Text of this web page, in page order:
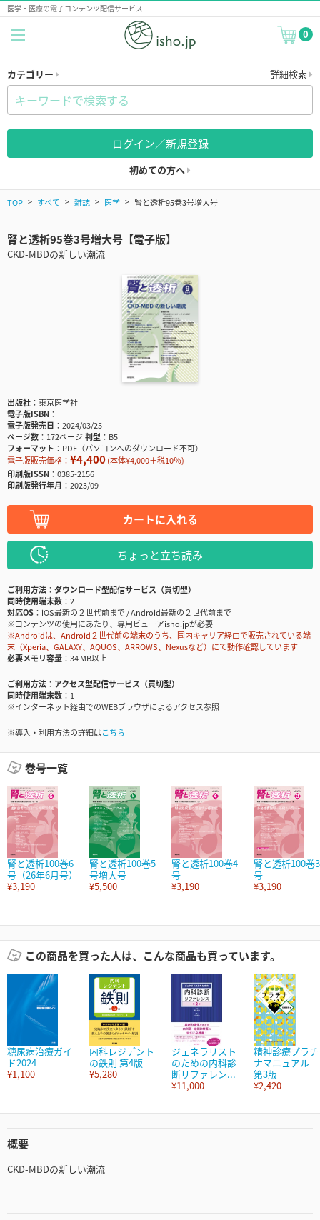
医学・医療の電子コンテンツ配信サービス
0
カテゴリー 詳細検索
ログイン／新規登録
初めての方へ
TOP すべて 雑誌 医学 腎と透析95巻3号増大号
腎と透析95巻3号増大号【電子版】
CKD-MBDの新しい潮流
出版社
東京医学社
電子版ISBN
電子版発売日
2024/03/25
ページ数
172ページ判型
B5
フォーマット
PDF（パソコンへのダウンロード不可）
電子版販売価格： ¥4,400(本体¥4,000＋税10％)
印刷版ISSN
0385-2156
印刷版発行年月
2023/09
カートに入れる
ちょっと立ち読み
ご利用方法
ダウンロード型配信サービス（買切型）
同時使用端末数
2
対応OS
iOS最新の２世代前まで / Android最新の２世代前まで
※コンテンツの使用にあたり、専用ビューアisho.jpが必要
※Androidは、Android２世代前の端末のうち、国内キャリア経由で販売されている端
末（Xperia、GALAXY、AQUOS、ARROWS、Nexusなど）にて動作確認しています
必要メモリ容量
34 MB以上
ご利用方法
アクセス型配信サービス（買切型）
同時使用端末数
1
※インターネット経由でのWEBブラウザによるアクセス参照
※導入・利用方法の詳細はこちら
巻号一覧
腎と透析100巻6
号（26年6月号）
¥3,190
腎と透析100巻5
号増大号
¥5,500
腎と透析100巻4
号
¥3,190
腎と透析100巻3
号
¥3,190
この商品を買った人は、こんな商品も買っています。
糖尿病治療ガイ
ド2024
¥1,100
内科レジデント
の鉄則 第4版
¥5,280
ジェネラリスト
のための内科診
断リファレン...
¥11,000
精神診療プラチ
ナマニュアル
第3版
¥2,420
概要
CKD-MBDの新しい潮流